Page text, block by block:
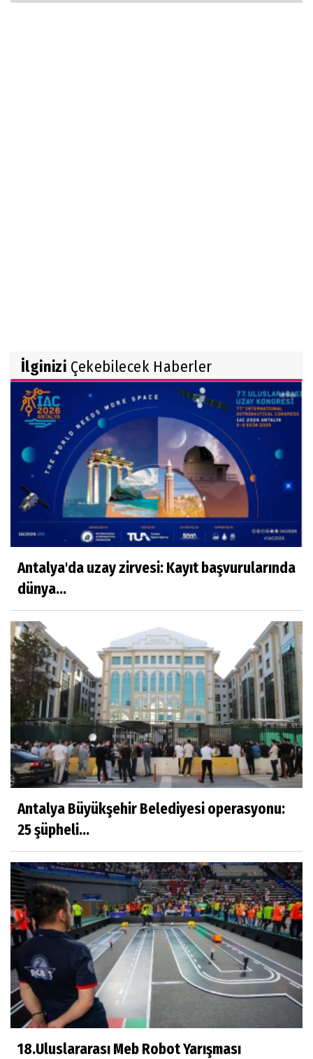
İlginizi Çekebilecek Haberler
Antalya'da uzay zirvesi: Kayıt başvurularında
dünya...
Antalya Büyükşehir Belediyesi operasyonu:
25 şüpheli...
18.Uluslararası Meb Robot Yarışması